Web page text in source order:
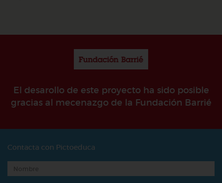
El desarollo de este proyecto ha sido posible
gracias al mecenazgo de la Fundación Barrié
Contacta con Pictoeduca